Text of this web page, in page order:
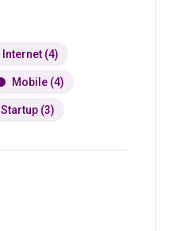
Internet (4)
Mobile (4)
Startup (3)